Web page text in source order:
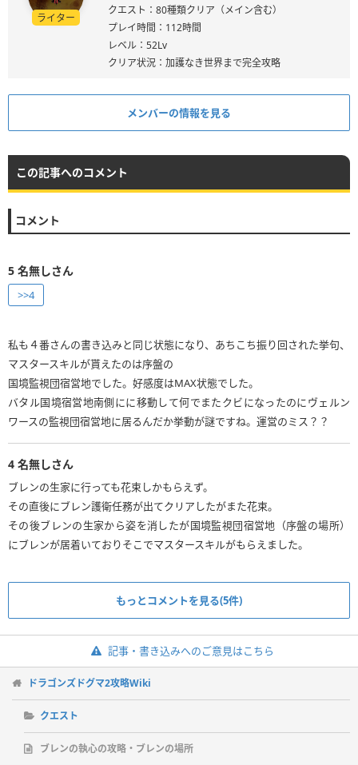
ライター
クエスト：80種類クリア（メイン含む）
プレイ時間：112時間
レベル：52Lv
クリア状況：加護なき世界まで完全攻略
メンバーの情報を見る
この記事へのコメント
コメント
5 名無しさん
>>4
私も４番さんの書き込みと同じ状態になり、あちこち振り回された挙句、
マスタースキルが貰えたのは序盤の
国境監視団宿営地でした。好感度はMAX状態でした。
バタル国境宿営地南側にに移動して何でまたクビになったのにヴェルン
ワースの監視団宿営地に居るんだか挙動が謎ですね。運営のミス？？
4 名無しさん
ブレンの生家に行っても花束しかもらえず。
その直後にブレン護衛任務が出てクリアしたがまた花束。
その後ブレンの生家から姿を消したが国境監視団宿営地（序盤の場所）
もっとコメントを見る(5件)
記事・書き込みへのご意見はこちら
ドラゴンズドグマ2攻略Wiki
クエスト
ブレンの執心の攻略・ブレンの場所